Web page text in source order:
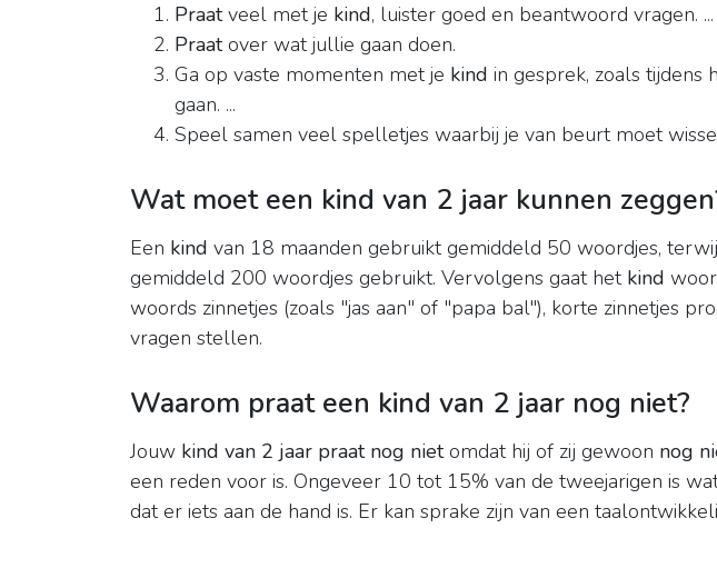
Praatveel met je kind, luister goed en beantwoord vragen. ...
Praatover wat jullie gaan doen.
Ga op vaste momenten met je kind in gesprek, zoals tijdens
gaan. ...
Speel samen veel spelletjes waarbij je van beurt moet
Wat moet een kind van 2 jaar kunnen
Een kind van 18 maanden gebruikt gemiddeld 50 woordjes,
gemiddeld 200 woordjes gebruikt. Vervolgens gaat het kind
woords zinnetjes (zoals "jas aan" of "papa bal"), korte zinnetjes
vragen stellen.
Waarom praat een kind van 2 jaar nog niet?
Jouw kind van 2 jaar praat nog nietomdat hij of zij gewoon nog
een reden voor is. Ongeveer 10 tot 15% van de tweejarigen is
dat er iets aan de hand is. Er kan sprake zijn van een